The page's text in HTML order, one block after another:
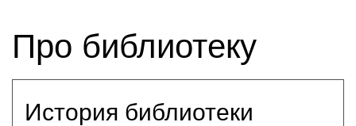
Про библиотеку
История библиотеки